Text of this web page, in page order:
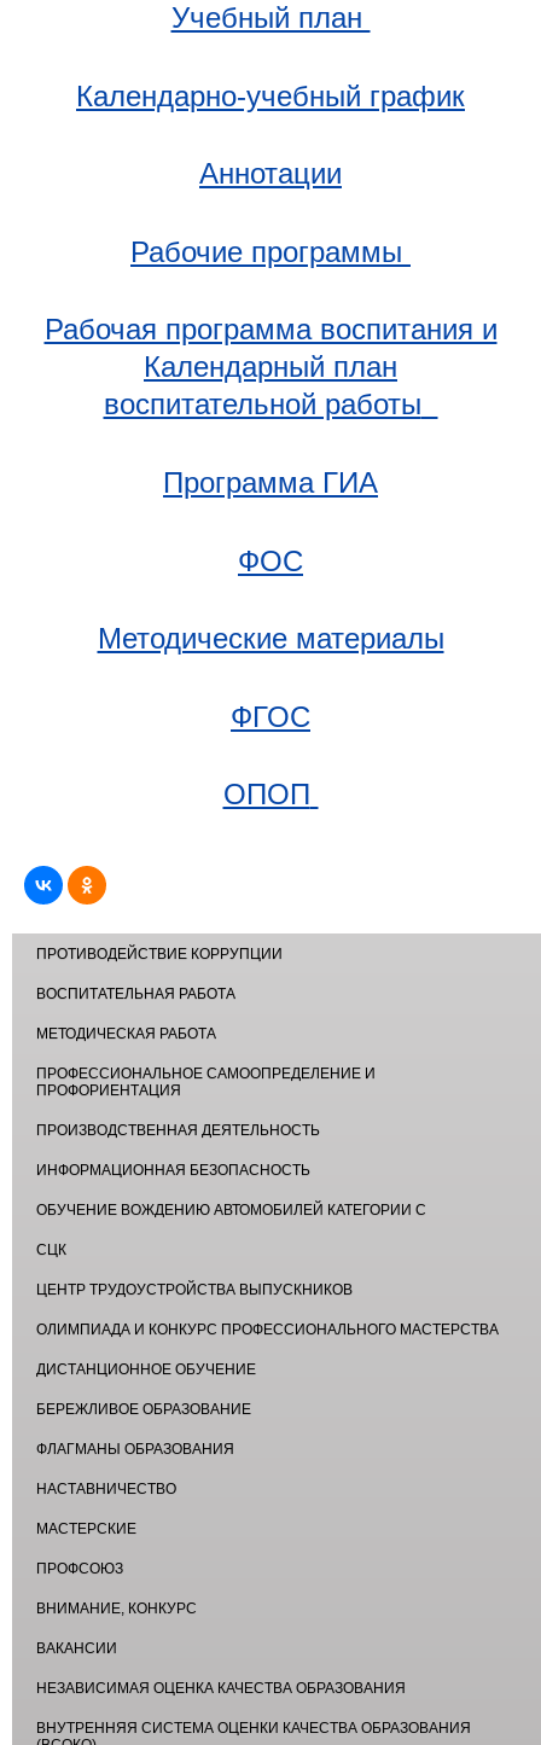
Учебный план
Календарно-учебный график
Аннотации
Рабочие программы
Рабочая программа воспитания и
Календарный план
воспитательной работы
Программа ГИА
ФОС
Методические материалы
ФГОС
ОПОП
ПРОТИВОДЕЙСТВИЕ КОРРУПЦИИ
ВОСПИТАТЕЛЬНАЯ РАБОТА
МЕТОДИЧЕСКАЯ РАБОТА
ПРОФЕССИОНАЛЬНОЕ САМООПРЕДЕЛЕНИЕ И
ПРОФОРИЕНТАЦИЯ
ПРОИЗВОДСТВЕННАЯ ДЕЯТЕЛЬНОСТЬ
ИНФОРМАЦИОННАЯ БЕЗОПАСНОСТЬ
ОБУЧЕНИЕ ВОЖДЕНИЮ АВТОМОБИЛЕЙ КАТЕГОРИИ С
СЦК
ЦЕНТР ТРУДОУСТРОЙСТВА ВЫПУСКНИКОВ
ОЛИМПИАДА И КОНКУРС ПРОФЕССИОНАЛЬНОГО МАСТЕРСТВА
ДИСТАНЦИОННОЕ ОБУЧЕНИЕ
БЕРЕЖЛИВОЕ ОБРАЗОВАНИЕ
ФЛАГМАНЫ ОБРАЗОВАНИЯ
НАСТАВНИЧЕСТВО
МАСТЕРСКИЕ
ПРОФСОЮЗ
ВНИМАНИЕ, КОНКУРС
ВАКАНСИИ
НЕЗАВИСИМАЯ ОЦЕНКА КАЧЕСТВА ОБРАЗОВАНИЯ
ВНУТРЕННЯЯ СИСТЕМА ОЦЕНКИ КАЧЕСТВА ОБРАЗОВАНИЯ